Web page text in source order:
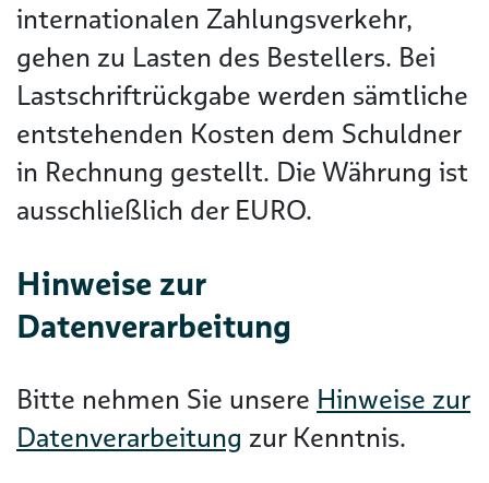
internationalen Zahlungsverkehr,
gehen zu Lasten des Bestellers. Bei
Lastschriftrückgabe werden sämtliche
entstehenden Kosten dem Schuldner
in Rechnung gestellt. Die Währung ist
ausschließlich der EURO.
Hinweise zur
Datenverarbeitung
Bitte nehmen Sie unsere Hinweise zur
Datenverarbeitung zur Kenntnis.